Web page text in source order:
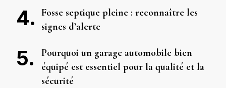
Fosse septique pleine : reconnaître les
signes d’alerte
Pourquoi un garage automobile bien
équipé est essentiel pour la qualité et la
sécurité